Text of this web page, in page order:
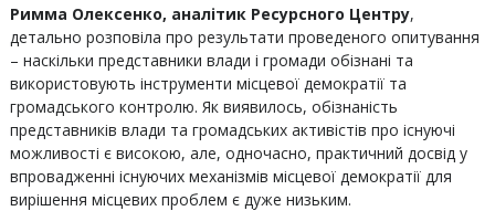
Римма Олексенко, аналітик Ресурсного Центру,
детально розповіла про результати проведеного опитування
– наскільки представники влади і громади обізнані та
використовують інструменти місцевої демократії та
громадського контролю. Як виявилось, обізнаність
представників влади та громадських активістів про існуючі
можливості є високою, але, одночасно, практичний досвід у
впровадженні існуючих механізмів місцевої демократії для
вирішення місцевих проблем є дуже низьким.